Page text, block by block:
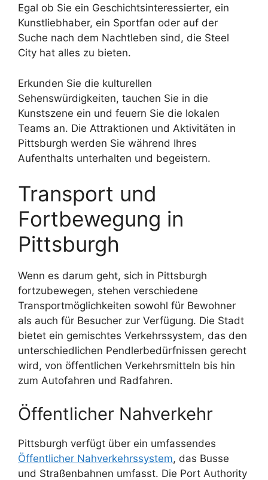
Egal ob Sie ein Geschichtsinteressierter, ein
Kunstliebhaber, ein Sportfan oder auf der
Suche nach dem Nachtleben sind, die Steel
City hat alles zu bieten.
Erkunden Sie die kulturellen
Sehenswürdigkeiten, tauchen Sie in die
Kunstszene ein und feuern Sie die lokalen
Teams an. Die Attraktionen und Aktivitäten in
Pittsburgh werden Sie während Ihres
Aufenthalts unterhalten und begeistern.
Transport und
Fortbewegung in
Pittsburgh
Wenn es darum geht, sich in Pittsburgh
fortzubewegen, stehen verschiedene
Transportmöglichkeiten sowohl für Bewohner
als auch für Besucher zur Verfügung. Die Stadt
bietet ein gemischtes Verkehrssystem, das den
unterschiedlichen Pendlerbedürfnissen gerecht
wird, von öffentlichen Verkehrsmitteln bis hin
zum Autofahren und Radfahren.
Öffentlicher Nahverkehr
Pittsburgh verfügt über ein umfassendes
Öffentlicher Nahverkehrssystem, das Busse
und Straßenbahnen umfasst. Die Port Authority